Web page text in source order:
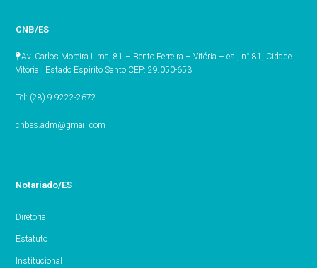
CNB/ES
Av. Carlos Moreira Lima, 81 – Bento Ferreira – Vitória – es , n° 81, Cidade
Vitória , Estado Espírito Santo CEP: 29.050-653
Tel: (28) 9.9222-2672
cnbes.adm@gmail.com
Notariado/ES
Diretoria
Estatuto
Institucional